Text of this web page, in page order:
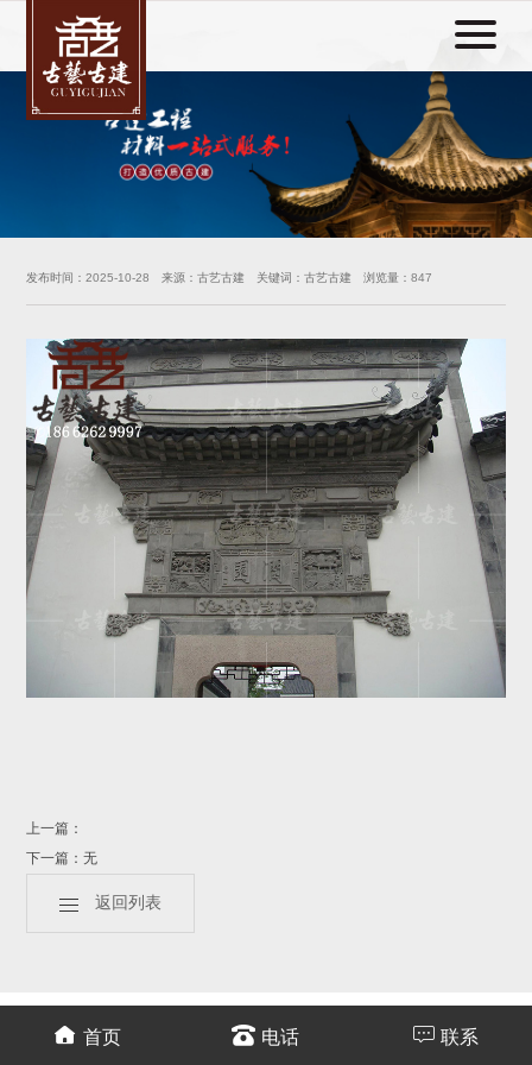
发布时间：2025-10-28 来源：古艺古建 关键词：古艺古建 浏览量：847
上一篇：
下一篇：无
返回列表
首页 电话 联系